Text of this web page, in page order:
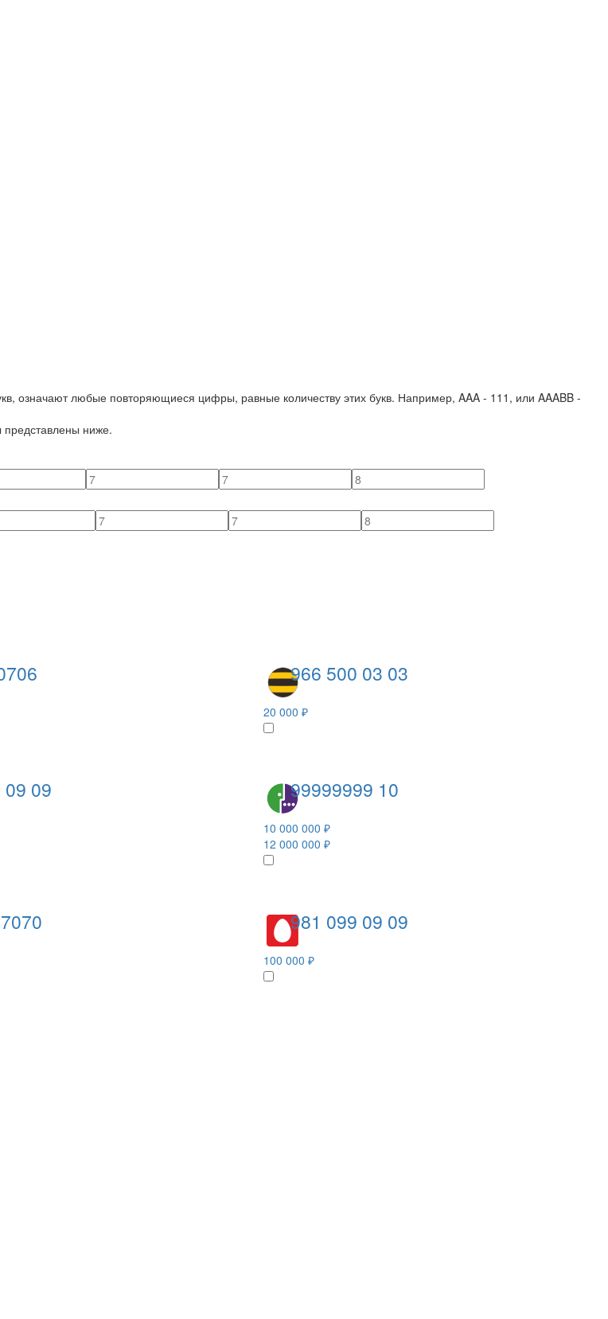
означают любые повторяющиеся цифры, равные количеству этих букв. Например, AAA - 111 , или AAABB -
ниже.
966 500 03 03
20 000 ₽
09 99999999 10
10 000 000 ₽
12 000 000 ₽
981 099 09 09
100 000 ₽